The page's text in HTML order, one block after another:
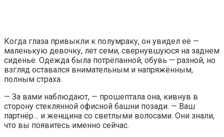
Когда глаза привыкли к полумраку, он увидел её —
маленькую девочку, лет семи, свернувшуюся на заднем
сиденье. Одежда была потрёпанной, обувь — разной, но
взгляд оставался внимательным и напряжённым,
полным страха.
— За вами наблюдают, — прошептала она, кивнув в
сторону стеклянной офисной башни позади. — Ваш
партнёр… и женщина со светлыми волосами. Они знали,
что вы появитесь именно сейчас.